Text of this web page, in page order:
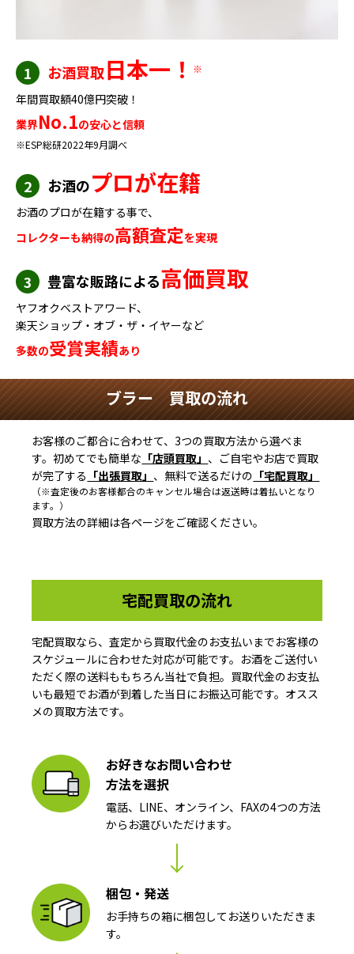
1 お酒買取日本一！ ※
年間買取額40億円突破！
業界No.1の安心と信頼
※ESP総研2022年9月調べ
2 お酒のプロが在籍
お酒のプロが在籍する事で、
コレクターも納得の高額査定を実現
3 豊富な販路による高価買取
ヤフオクベストアワード、
楽天ショップ・オブ・ザ・イヤーなど
多数の受賞実績あり
ブラー 買取の流れ
お客様のご都合に合わせて、3つの買取方法から選べま
す。初めてでも簡単な 「店頭買取」 、ご自宅やお店で買取
が完了する 「出張買取」 、無料で送るだけの 「宅配買取」
（※査定後のお客様都合のキャンセル場合は返送時は着払いとなり
ます。）
買取方法の詳細は各ページをご確認ください。
宅配買取の流れ
宅配買取なら、査定から買取代金のお支払いまでお客様の
スケジュールに合わせた対応が可能です。お酒をご送付い
ただく際の送料ももちろん当社で負担。買取代金のお支払
いも最短でお酒が到着した当日にお振込可能です。オスス
メの買取方法です。
お好きなお問い合わせ
方法を選択
電話、LINE、オンライン、FAXの4つの方法
からお選びいただけます。
梱包・発送
お手持ちの箱に梱包してお送りいただきま
す。